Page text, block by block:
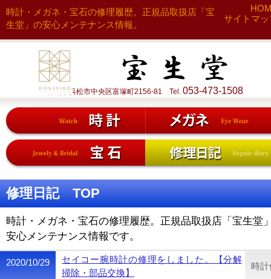
時計・メガネ・宝石の修理履歴。正規品取扱店「宝
生堂」の安心メンテナンス情報。
サイトマッ
静岡県浜松市中央区富塚町2156-81 Tel. 053-473-1508
修理日記 TOP
時計・メガネ・宝石の修理履歴。正規品取扱店「宝生堂
安心メンテナンス情報です。
2020/10/29
セイコー腕時計の修理をしました。【分解
掃除・部品交換】
時